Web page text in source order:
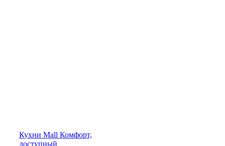
Кухни Mall Комфорт,
доступный